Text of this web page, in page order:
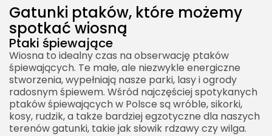
Gatunki ptaków, które możemy
spotkać wiosną
Ptaki śpiewające
Wiosna to idealny czas na obserwację ptaków
śpiewających. Te małe, ale niezwykle energiczne
stworzenia, wypełniają nasze parki, lasy i ogrody
radosnym śpiewem. Wśród najczęściej spotykanych
ptaków śpiewających w Polsce są wróble, sikorki,
kosy, rudzik, a także bardziej egzotyczne dla naszych
terenów gatunki, takie jak słowik rdzawy czy wilga.